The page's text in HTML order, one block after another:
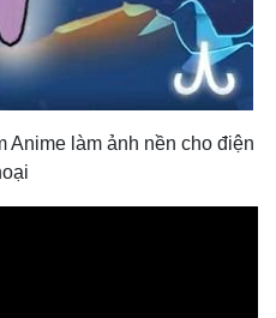
Anime làm ảnh nền cho điện